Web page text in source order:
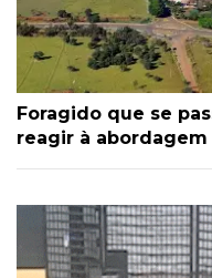
Foragido que se
reagir à